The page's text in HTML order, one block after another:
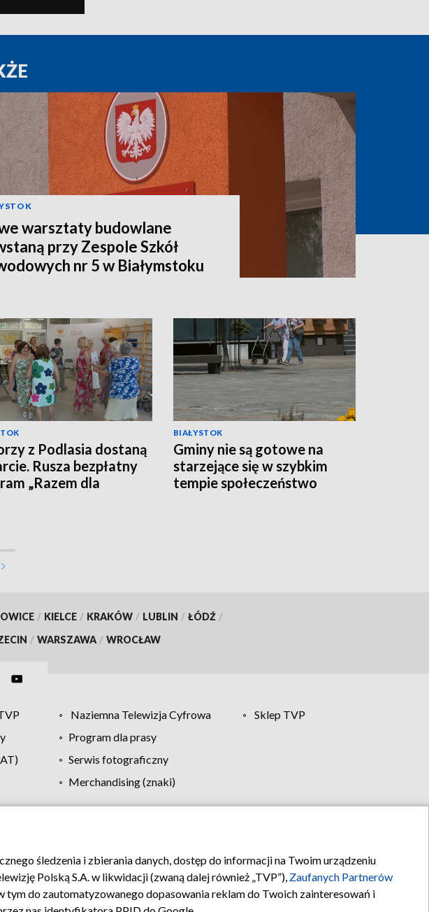
warsztaty budowlane
przy Zespole Szkół
nr 5 w Białymstoku
z Podlasia dostaną
Rusza bezpłatny
„Razem dla
BIAŁYSTOK
Gminy nie są gotowe na
starzejące się w szybkim
tempie społeczeństwo
/ KIELCE / KRAKÓW / LUBLIN / ŁÓDŹ /
/ WARSZAWA / WROCŁAW
Naziemna Telewizja Cyfrowa
Sklep TVP
Program dla prasy
Serwis fotograficzny
Merchandising (znaki)
Pomoc Biuro reklamy Kontakt
śledzenia i zbierania danych, dostęp do informacji na Twoim urządzeniu
Polską S.A. w likwidacji (zwaną dalej również „TVP”), Zaufanych Partnerów
tym do zautomatyzowanego dopasowania reklam do Twoich zainteresowań i